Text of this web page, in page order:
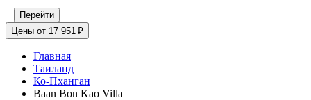
Перейти
Цены от 17 951 ₽
Главная
Таиланд
Ко-Пханган
Baan Bon Kao Villa